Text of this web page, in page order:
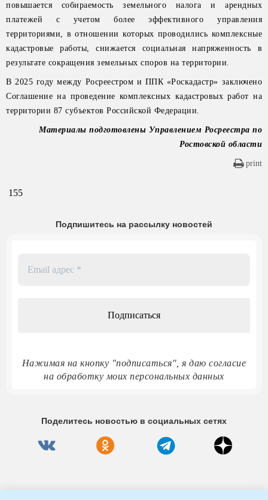
повышается собираемость земельного налога и арендных
платежей с учетом более эффективного управления
территориями, в отношении которых проводились комплексные
кадастровые работы, снижается социальная напряженность в
результате сокращения земельных споров на территории.
В 2025 году между Росреестром и ППК «Роскадастр» заключено
Соглашение на проведение комплексных кадастровых работ на
территории 87 субъектов Российской Федерации.
Материалы подготовлены Управлением Росреестра по
Ростовской области
print
155
Подпишитесь на рассылку новостей
Нажимая на кнопку "подписаться", я даю согласие
на обработку моих персональных данных
Поделитесь новостью в социальных сетях